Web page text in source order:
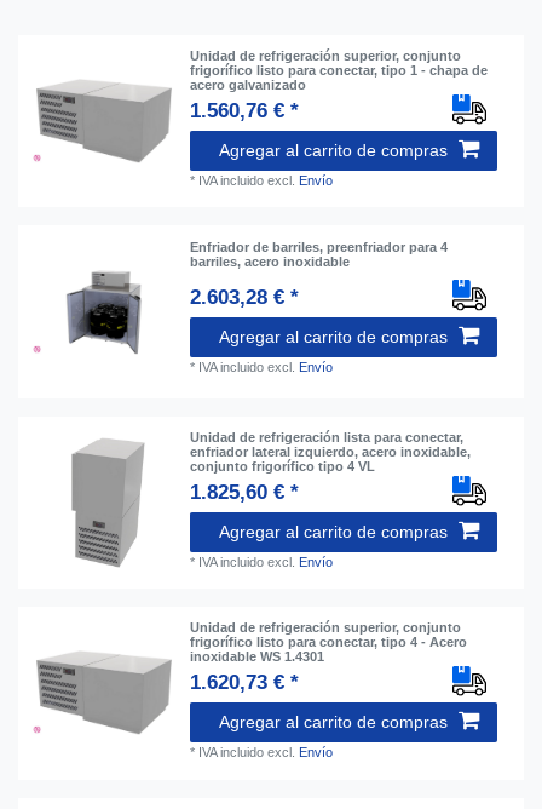
Unidad de refrigeración superior, conjunto
frigorífico listo para conectar, tipo 1 - chapa de
acero galvanizado
1.560,76 € *
Agregar al carrito de compras
* IVA incluido excl. Envío
Enfriador de barriles, preenfriador para 4
barriles, acero inoxidable
2.603,28 € *
Agregar al carrito de compras
* IVA incluido excl. Envío
Unidad de refrigeración lista para conectar,
enfriador lateral izquierdo, acero inoxidable,
conjunto frigorífico tipo 4 VL
1.825,60 € *
Agregar al carrito de compras
* IVA incluido excl. Envío
Unidad de refrigeración superior, conjunto
frigorífico listo para conectar, tipo 4 - Acero
inoxidable WS 1.4301
1.620,73 € *
Agregar al carrito de compras
* IVA incluido excl. Envío